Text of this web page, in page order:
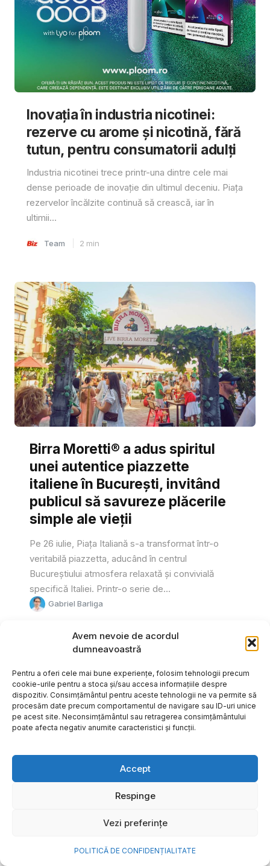
Avem nevoie de acordul
dumneavoastră
Pentru a oferi cele mai bune experiențe, folosim tehnologii precum
cookie-urile pentru a stoca și/sau accesa informațiile despre
dispozitiv. Consimțământul pentru aceste tehnologii ne va permite să
procesăm date precum comportamentul de navigare sau ID-uri unice
pe acest site. Neconsimțământul sau retragerea consimțământului
poate afecta negativ anumite caracteristici și funcții.
Accept
Respinge
Vezi preferințe
POLITICĂ DE CONFIDENȚIALITATE
Inovația în industria nicotinei:
rezerve cu arome și nicotină, fără
tutun, pentru consumatorii adulți
Industria nicotinei trece printr-una dintre cele mai
dense perioade de inovație din ultimul deceniu. Piața
rezervelor încălzite continuă să crească, iar în
ultimii...
Team 2 min
Birra Moretti® a adus spiritul
unei autentice piazzette
italiene în București, invitând
publicul să savureze plăcerile
simple ale vieții
Pe 26 iulie, Piața Italiană s-a transformat într-o
veritabilă piazzetta, aducând în centrul
Bucureștiului atmosfera relaxată și convivială
specifică Italiei. Printr-o serie de...
Gabriel Barliga
frumoase amintiri ale verii într-
o bijuterie Pandora pe care o